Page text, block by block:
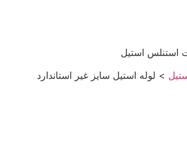
استنلس استیل
> لوله استیل سایز غیر استاندارد